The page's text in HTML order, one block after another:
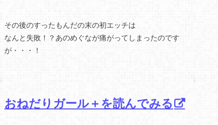
その後のすったもんだの末の初エッチは
なんと失敗！？あのめぐなが痛がってしまったのです
が・・・！
おねだりガール＋を読んでみる